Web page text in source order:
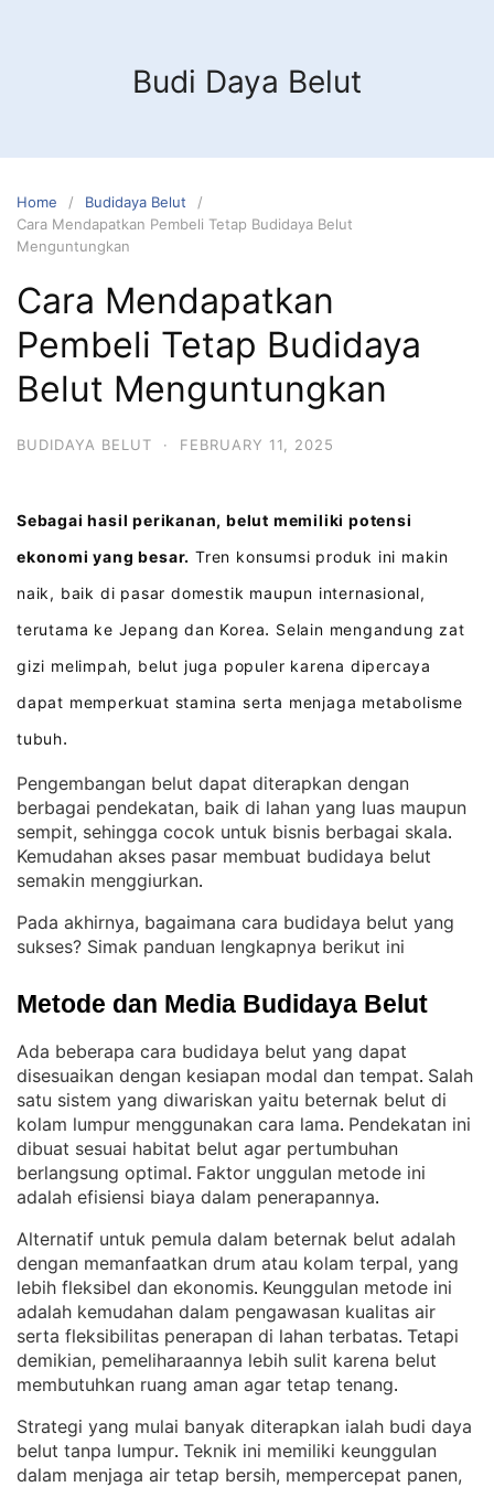
Budi Daya Belut
Home
Budidaya Belut
Cara Mendapatkan Pembeli Tetap Budidaya Belut
Menguntungkan
Cara Mendapatkan
Pembeli Tetap Budidaya
Belut Menguntungkan
BUDIDAYA BELUT · FEBRUARY 11, 2025
Sebagai hasil perikanan, belut memiliki potensi
ekonomi yang besar. Tren konsumsi produk ini makin
naik, baik di pasar domestik maupun internasional,
terutama ke Jepang dan Korea. Selain mengandung zat
gizi melimpah, belut juga populer karena dipercaya
dapat memperkuat stamina serta menjaga metabolisme
tubuh.
Pengembangan belut dapat diterapkan dengan
berbagai pendekatan, baik di lahan yang luas maupun
sempit, sehingga cocok untuk bisnis berbagai skala
Kemudahan akses pasar membuat budidaya belut
semakin menggiurkan.
Pada akhirnya, bagaimana cara budidaya belut yang
sukses? Simak panduan lengkapnya berikut ini
Metode dan Media Budidaya Belut
Ada beberapa cara budidaya belut yang dapat
disesuaikan dengan kesiapan modal dan tempat. Salah
satu sistem yang diwariskan yaitu beternak belut di
kolam lumpur menggunakan cara lama. Pendekatan ini
dibuat sesuai habitat belut agar pertumbuhan
berlangsung optimal. Faktor unggulan metode ini
adalah efisiensi biaya dalam penerapannya.
Alternatif untuk pemula dalam beternak belut adalah
dengan memanfaatkan drum atau kolam terpal, yang
lebih fleksibel dan ekonomis. Keunggulan metode ini
adalah kemudahan dalam pengawasan kualitas air
serta fleksibilitas penerapan di lahan terbatas. Tetapi
demikian, pemeliharaannya lebih sulit karena belut
membutuhkan ruang aman agar tetap tenang.
Strategi yang mulai banyak diterapkan ialah budi daya
belut tanpa lumpur. Teknik ini memiliki keunggulan
dalam menjaga air tetap bersih, mempercepat panen,